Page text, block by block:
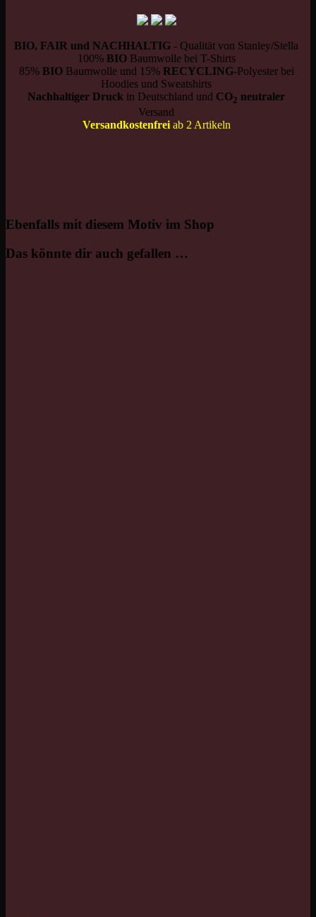
BIO, FAIR und NACHHALTIG - Qualität von Stanley/Stella
100% BIOBaumwolle bei T-Shirts
85% BIOBaumwolle und 15% RECYCLING-Polyester bei
Hoodies und Sweatshirts
Nachhaltiger Druck in Deutschland und CO2 neutraler
Versand
Versandkostenfreiab 2 Artikeln
Ebenfalls mit diesem Motiv im Shop
Das könnte dir auch gefallen …